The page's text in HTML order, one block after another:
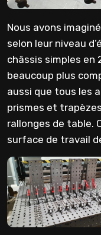
Nous avons
selon leur niveau
châssis simples en
beaucoup plus
aussi que tous les
prismes et
rallonges de table.
surface de travail